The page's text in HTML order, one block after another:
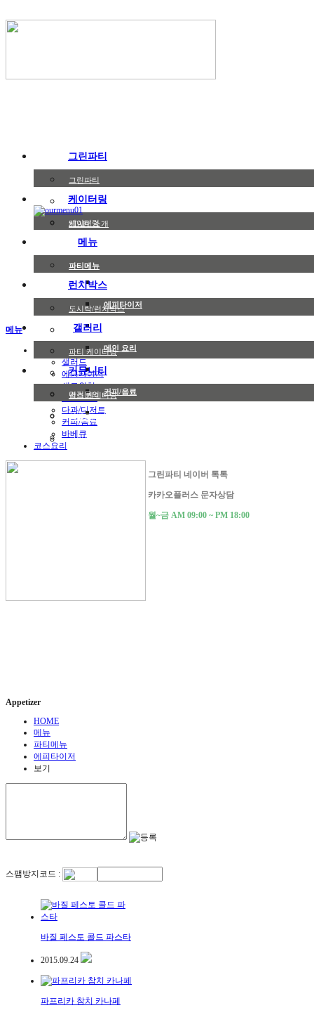
그린파티
그린파티
포트폴리오
STAFF 소개
케이터링
케이터링
메뉴
파티메뉴
샐러드
에피타이저
메인 요리
다과/디저트
커피/음료
바베큐
코스요리
런치박스
도시락/런치박스
고메박스
갤러리
파티 케이터링
까페 케이터링
박스 케이터링
렌탈 서비스
커뮤니티
견적문의
이벤트
그린파티 소식
메뉴
파티메뉴
샐러드
에피타이저
샌드위치
메인 요리
다과/디저트
커피/음료
바베큐
코스요리
그린파티 네이버 톡톡
카카오플러스 문자상담
월~금 AM 09:00 ~ PM 18:00
Appetizer
HOME
메뉴
파티메뉴
에피타이저
보기
스팸방지코드 :
바질 페스토 콜드 파스타
2015.09.24
파프리카 참치 카나페